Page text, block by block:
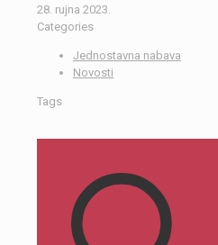
28. rujna 2023.
Categories
Jednostavna nabava
Novosti
Tags